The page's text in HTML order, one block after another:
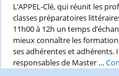
L’APPEL-Clé, qui réunit les
classes préparatoires
11h00 à 12h un temps
mieux connaître les
ses adhérentes et adhérents.
responsables de Master …